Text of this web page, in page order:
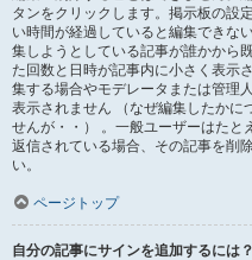
タンをクリックします。掲示板の設
い時間が経過していると編集できな
集しようとしている記事が誰かから
た回数と日時が記事内に小さく表示
集する場合やモデレータまたは管理
表示されません （なぜ編集したかに
せんが・・） 。一般ユーザーはたと
返信されている場合、その記事を削
い。
ページトップ
自分の記事にサインを追加するには？